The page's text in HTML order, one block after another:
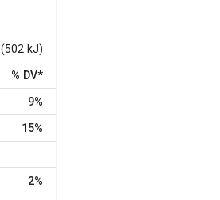
(502 kJ)
% DV*
9%
15%
2%